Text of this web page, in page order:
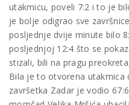
utakmicu, poveli 7:2 i to je
je bolje odigrao sve
posljednje dvije minute bilo
posljednjoj 12:4 što se
stizali, bili na pragu
Bila je to otvorena
završetka Zadar je vodio